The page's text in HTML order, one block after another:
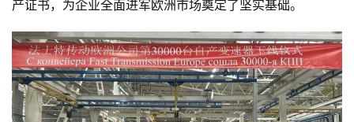
产证书，为企业全面进军欧洲市场奠定了坚实基础。